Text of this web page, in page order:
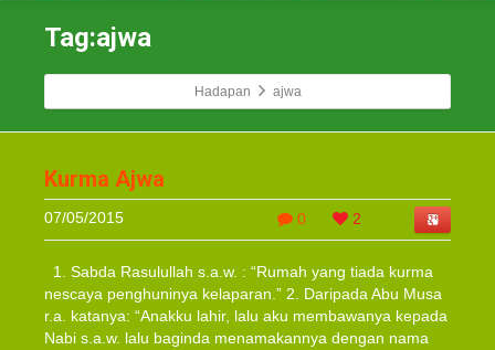
Tag:ajwa
Hadapan ajwa
Kurma Ajwa
0 2
07/05/2015
1. Sabda Rasulullah s.a.w. : “Rumah yang tiada kurma
nescaya penghuninya kelaparan.” 2. Daripada Abu Musa
r.a. katanya: “Anakku lahir, lalu aku membawanya kepada
Nabi s.a.w. lalu baginda menamakannya dengan nama